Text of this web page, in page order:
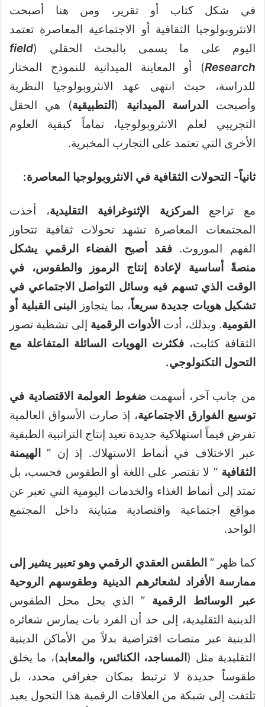
في شكل كتاب أو تقرير، ومن هنا أصبحت
الانثروبولوجيا الثقافية أو الاجتماعية المعاصرة تعتمد
اليوم على ما يسمى بالبحث الحقلي (field
Research) أو المعاينة الميدانية للنموذج المختار
للدراسة، حيث انتهى عهد الانثروبولوجيا النظرية
وأصبحت
الدراسة الميدانية ( التطبيقية) هي الحقل
التجريبي لعلم الانثروبولوجيا، تماماً كبقية العلوم
الأخرى التي تعتمد على التجارب المخبرية.
ثانياً- التحولات الثقافية في الانثروبولوجيا المعاصرة:
مع تراجع المركزية الإثنوغرافية التقليدية، أخذت
المجتمعات المعاصرة تشهد تحولات ثقافية تتجاوز
الفهم الموروث.فقد أصبح الفضاء الرقمي يشكل
منصةً أساسية لإعادة إنتاج الرموز والطقوس، في
الوقت الذي تسهم فيه وسائل التواصل الاجتماعي في
تشكيل هويات جديدة سريعاً، بما يتجاوز
البنى القبلية أو
القومية. وبذلك، أدت الأدوات الرقمية إلى تشظية تصور
الثقافة كثابت، فكثرت الهويات السائلة المتفاعلة مع
التحول التكنولوجي.
من جانب آخر، أسهمتضغوط العولمة الاقتصادية في
توسيع الفوارق الاجتماعية، إذ صارت الأسواق العالمية
تفرض قيماً استهلاكية جديدة تعيد إنتاج التراتبية الطبقية
عبر الاختلاف في أنماط الاستهلاك. إذ إن ”
الهيمنة
الثقافية ” لا تقتصر على اللغة أو الطقوس فحسب، بل
تمتد إلى أنماط الغذاء والخدمات اليومية التي تعبر عن
مواقع اجتماعية واقتصادية متباينة داخل المجتمع
الواحد.
كما ظهر ” الطقس العقدي الرقمي وهو تعبير يشير إلى
ممارسة الأفراد لشعائرهم الدينية وطقوسهم الروحية
عبر الوسائط الرقمية ” الذي يحل محل الطقوس
الدينية التقليدية، إلى حد أن الفرد بات يمارس شعائره
الدينية عبر منصات افتراضية بدلاً من الأماكن الدينية
التقليدية مثل ( المساجد، الكنائس، والمعابد)، ما يخلق
طقوساً جديدة لا ترتبط بمكان جغرافي محدد، بل
تلتفت إلى شبكة من العلاقات الرقمية هذا التحول يعيد